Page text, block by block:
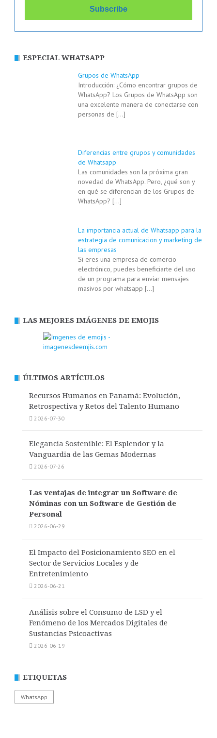
ESPECIAL WHATSAPP
Grupos de WhatsApp
Introducción: ¿Cómo encontrar grupos de
WhatsApp? Los Grupos de WhatsApp son
una excelente manera de conectarse con
personas de […]
Diferencias entre grupos y comunidades
de Whatsapp
Las comunidades son la próxima gran
novedad de WhatsApp. Pero, ¿qué son y
en qué se diferencian de los Grupos de
WhatsApp? […]
La importancia actual de Whatsapp para la
estrategia de comunicacion y marketing de
las empresas
Si eres una empresa de comercio
electrónico, puedes beneficiarte del uso
de un programa para enviar mensajes
masivos por whatsapp […]
LAS MEJORES IMÁGENES DE EMOJIS
ÚLTIMOS ARTÍCULOS
Recursos Humanos en Panamá: Evolución,
Retrospectiva y Retos del Talento Humano
2026-07-30
Elegancia Sostenible: El Esplendor y la
Vanguardia de las Gemas Modernas
2026-07-26
Las ventajas de integrar un Software de
Nóminas con un Software de Gestión de
Personal
2026-06-29
El Impacto del Posicionamiento SEO en el
Sector de Servicios Locales y de
Entretenimiento
2026-06-21
Análisis sobre el Consumo de LSD y el
Fenómeno de los Mercados Digitales de
Sustancias Psicoactivas
2026-06-19
ETIQUETAS
WhatsApp